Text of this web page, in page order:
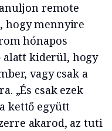
remote
hogy mennyire
hónapos
alatt kiderül, hogy
vagy csak a
„És csak ezek
kettő együtt
akarod, az tuti